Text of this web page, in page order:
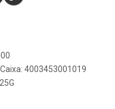
4003453001019